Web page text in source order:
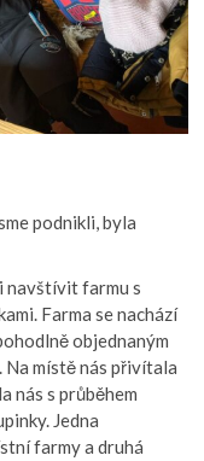
podnikli, byla
navštívit farmu s
Farma se nachází
objednaným
Na místě nás přivítala
nás s průběhem
Jedna
farmy a druhá